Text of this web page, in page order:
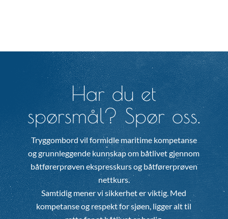
Har du et
spørsmål? Spør oss.
Tryggombord vil formidle maritime kompetanse
og grunnleggende kunnskap om båtlivet gjennom
båtførerprøven ekspresskurs og båtførerprøven
nettkurs.
Samtidig mener vi sikkerhet er viktig. Med
kompetanse og respekt for sjøen, ligger alt til